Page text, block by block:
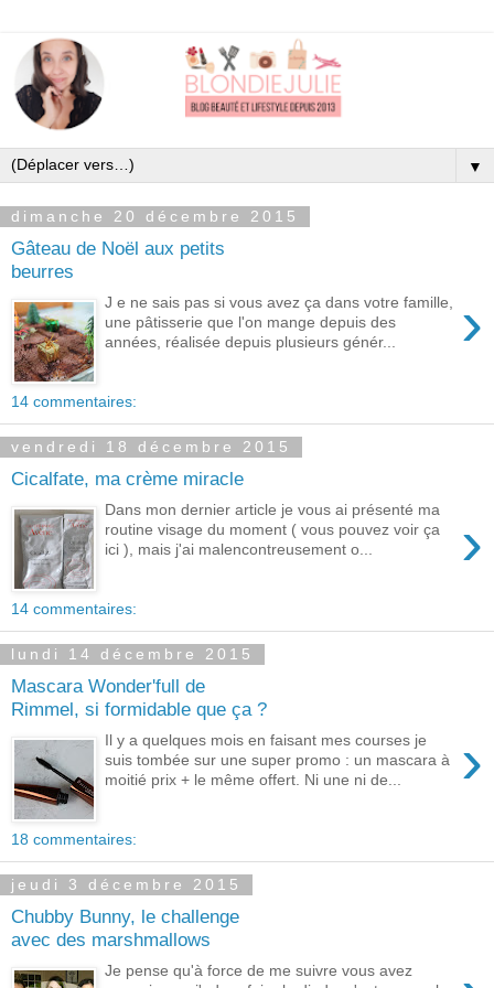
▼
dimanche 20 décembre 2015
Gâteau de Noël aux petits
beurres
›
J e ne sais pas si vous avez ça dans votre famille,
une pâtisserie que l'on mange depuis des
années, réalisée depuis plusieurs génér...
14 commentaires:
vendredi 18 décembre 2015
Cicalfate, ma crème miracle
›
Dans mon dernier article je vous ai présenté ma
routine visage du moment ( vous pouvez voir ça
ici ), mais j'ai malencontreusement o...
14 commentaires:
lundi 14 décembre 2015
Mascara Wonder'full de
Rimmel, si formidable que ça ?
›
Il y a quelques mois en faisant mes courses je
suis tombée sur une super promo : un mascara à
moitié prix + le même offert. Ni une ni de...
18 commentaires:
jeudi 3 décembre 2015
Chubby Bunny, le challenge
avec des marshmallows
Je pense qu'à force de me suivre vous avez